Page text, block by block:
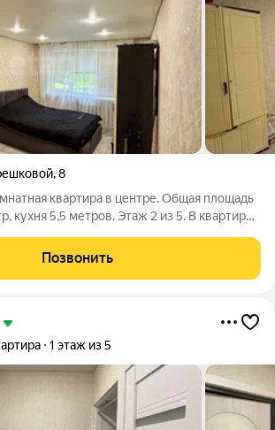
,8
квартира в центре. Общая площадь
кухня 5,5 метров. Этаж 2 из 5. В квартире
в коридоре линолеум. По всей квартире
Позвонить
1 этаж из 5